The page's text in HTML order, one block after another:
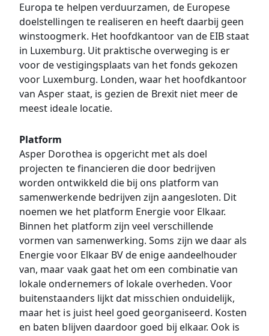
Europa te helpen verduurzamen, de Europese
doelstellingen te realiseren en heeft daarbij geen
winstoogmerk. Het hoofdkantoor van de EIB staat
in Luxemburg. Uit praktische overweging is er
voor de vestigingsplaats van het fonds gekozen
voor Luxemburg. Londen, waar het hoofdkantoor
van Asper staat, is gezien de Brexit niet meer de
meest ideale locatie.
Platform
Asper Dorothea is opgericht met als doel
projecten te financieren die door bedrijven
worden ontwikkeld die bij ons platform van
samenwerkende bedrijven zijn aangesloten. Dit
noemen we het platform Energie voor Elkaar.
Binnen het platform zijn veel verschillende
vormen van samenwerking. Soms zijn we daar als
Energie voor Elkaar BV de enige aandeelhouder
van, maar vaak gaat het om een combinatie van
lokale ondernemers of lokale overheden. Voor
buitenstaanders lijkt dat misschien onduidelijk,
maar het is juist heel goed georganiseerd. Kosten
en baten blijven daardoor goed bij elkaar. Ook is